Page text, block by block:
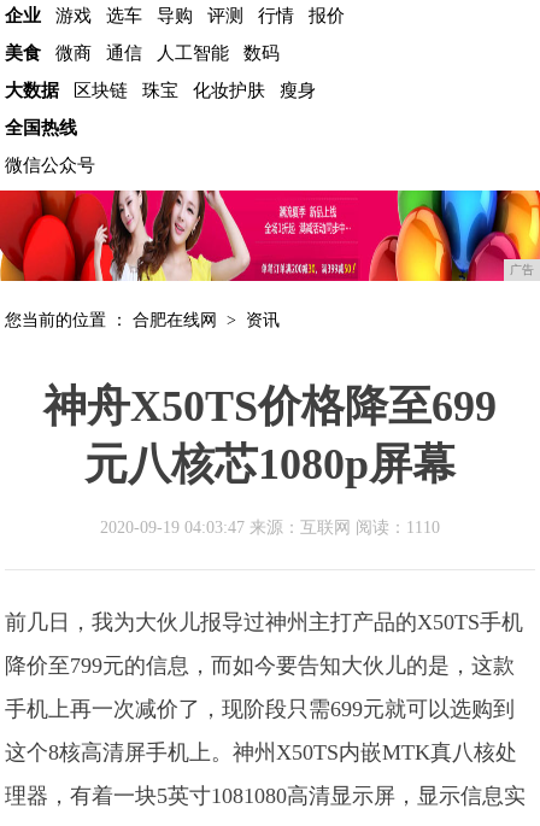
企业
游戏 选车 导购 评测 行情
报价
美食
微商 通信 人工智能
数码
大数据
区块链 珠宝 化妆护肤
瘦身
全国热线
微信公众号
广告
您当前的位置 ：合肥在线网 > 资讯
神舟X50TS价格降至699
元八核芯1080p屏幕
2020-09-19 04:03:47 来源：互联网 阅读：1110
前几日，我为大伙儿报导过神州主打产品的X50TS手机
降价至799元的信息，而如今要告知大伙儿的是，这款
手机上再一次减价了，现阶段只需699元就可以选购到
这个8核高清屏手机上。神州X50TS内嵌MTK真八核处
理器，有着一块5英寸1081080高清显示屏，显示信息实